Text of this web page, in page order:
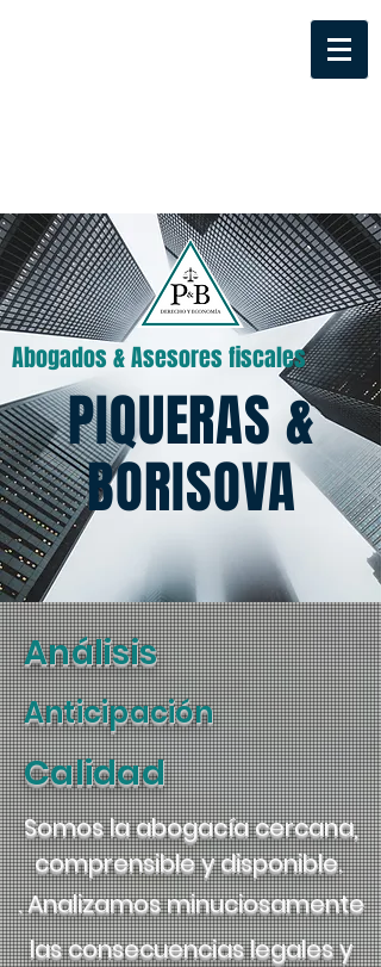
Abogados & Asesores fiscales
PIQUERAS &
BORISOVA
Análisis
Anticipación
Calidad
Somos la abogacía cercana,
comprensible y disponible.
. Analizamos minuciosamente
las consecuencias legales y